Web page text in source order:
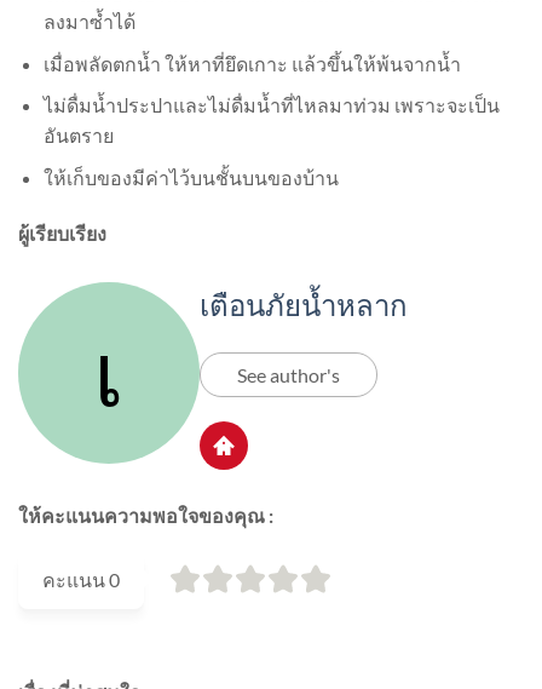
ลงมาซ้ำได้
เมื่อพลัดตกน้ำ ให้หาที่ยึดเกาะ แล้วขึ้นให้พ้นจากน้ำ
ไม่ดื่มน้ำประปาและไม่ดื่มน้ำที่ไหลมาท่วม เพราะจะเป็น
อันตราย
ให้เก็บของมีค่าไว้บนชั้นบนของบ้าน
ผู้เรียบเรียง
เตือนภัยน้ำหลาก
See author's
ให้คะแนนความพอใจของคุณ :
คะแนน0